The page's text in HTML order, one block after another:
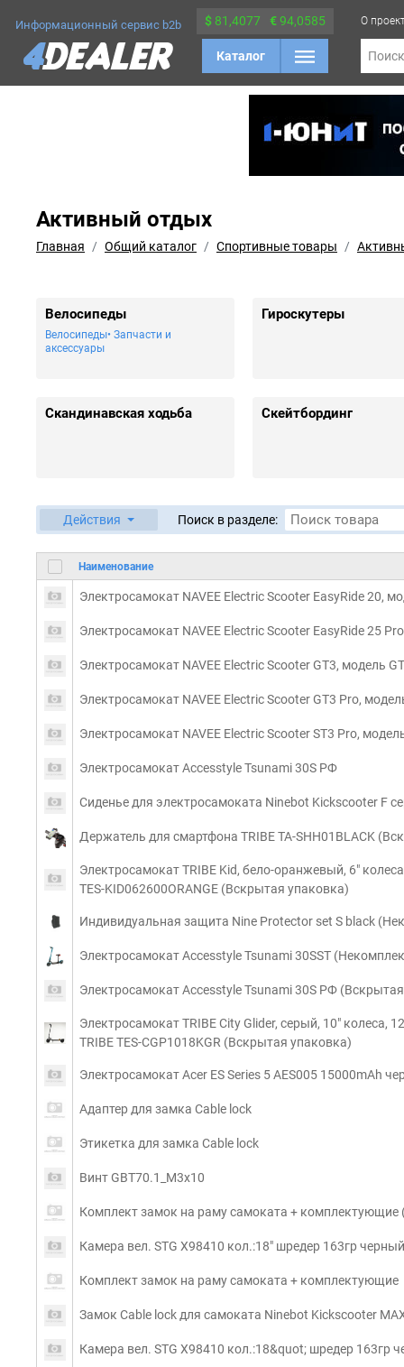
Информационный сервис b2b $ 81,4077 €94,0585
Каталог
О
Поиск
Активный отдых
Главная Общий каталог Спортивные товары
Велосипеды
Велосипеды Запчасти и
аксессуары
Гироскутеры
Скандинавская ходьба Скейтбординг
Действия Поиск в разделе:
Наименование
Электросамокат NAVEE Electric Scooter EasyRide 20,
Электросамокат NAVEE Electric Scooter EasyRide 25
Электросамокат NAVEE Electric Scooter GT3, модель
Электросамокат NAVEE Electric Scooter GT3 Pro,
Электросамокат NAVEE Electric Scooter ST3 Pro,
Электросамокат Accesstyle Tsunami 30S РФ
Сиденье для электросамоката Ninebot Kickscooter F
Держатель для смартфона TRIBE TA-SHH01BLACK
Электросамокат TRIBE Kid, бело-оранжевый, 6"
TES-KID062600ORANGE (Вскрытая упаковка)
Индивидуальная защита Nine Protector set S black
Электросамокат Accesstyle Tsunami 30SST
Электросамокат Accesstyle Tsunami 30S РФ
Электросамокат TRIBE City Glider, серый, 10" колеса,
TRIBE TES-CGP1018KGR (Вскрытая упаковка)
Электросамокат Acer ES Series 5 AES005 15000mAh
Адаптер для замка Cable lock
Этикетка для замка Cable lock
Винт GBT70.1_M3x10
Комплект замок на раму самоката + комплектующие
Камера вел. STG Х98410 кол.:18" шредер 163гр черный
Комплект замок на раму самоката + комплектующие
Замок Cable lock для самоката Ninebot Kickscooter
Камера вел. STG Х98410 кол.:18&quot; шредер 163гр